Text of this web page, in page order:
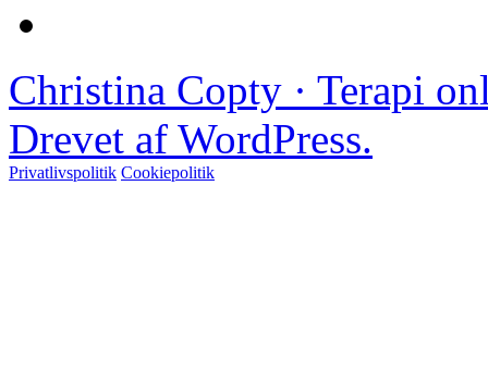
Christina Copty · Terapi
Drevet af WordPress.
Privatlivspolitik Cookiepolitik